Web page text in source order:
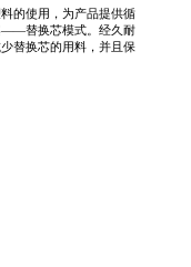
的使用，为产品提供循
——替换芯模式。经久耐
替换芯的用料，并且保